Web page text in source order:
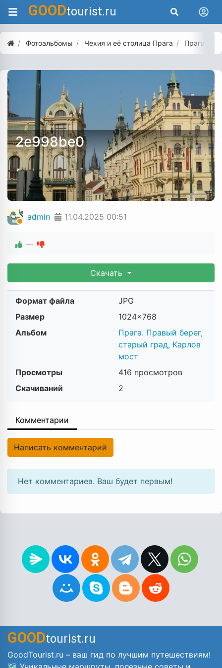
GOODtourist.ru
Фотоальбомы Чехия и её столица Прага Прага.
2e998be0
admin 11.04.2025 00:51
—
Скачать
Формат файла
JPG
Размер
1024×768
Альбом
Прага. Правый берег,
старый град, Карлов
мост
Просмотры
416 просмотров
Скачиваний
2
Комментарии
Написать комментарий
Нет комментариев. Ваш будет первым!
GOODtourist.ru
GoodTourist.ru – ваш гид по лучшим путешествиям!